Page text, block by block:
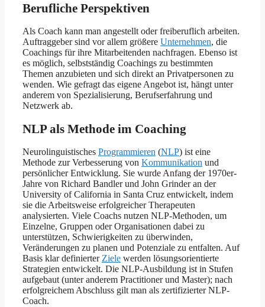
Berufliche Perspektiven
Als Coach kann man angestellt oder freiberuflich arbeiten.
Auftraggeber sind vor allem größere Unternehmen, die
Coachings für ihre Mitarbeitenden nachfragen. Ebenso ist
es möglich, selbstständig Coachings zu bestimmten
Themen anzubieten und sich direkt an Privatpersonen zu
wenden. Wie gefragt das eigene Angebot ist, hängt unter
anderem von Spezialisierung, Berufserfahrung und
Netzwerk ab.
NLP als Methode im Coaching
Neurolinguistisches Programmieren (NLP) ist eine
Methode zur Verbesserung von Kommunikation und
persönlicher Entwicklung. Sie wurde Anfang der 1970er-
Jahre von Richard Bandler und John Grinder an der
University of California in Santa Cruz entwickelt, indem
sie die Arbeitsweise erfolgreicher Therapeuten
analysierten. Viele Coachs nutzen NLP-Methoden, um
Einzelne, Gruppen oder Organisationen dabei zu
unterstützen, Schwierigkeiten zu überwinden,
Veränderungen zu planen und Potenziale zu entfalten. Auf
Basis klar definierter Ziele werden lösungsorientierte
Strategien entwickelt. Die NLP-Ausbildung ist in Stufen
aufgebaut (unter anderem Practitioner und Master); nach
erfolgreichem Abschluss gilt man als zertifizierter NLP-
Coach.